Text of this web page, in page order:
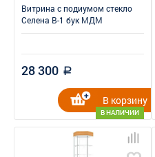
Витрина с подиумом стекло
Селена В-1 бук МДМ
28 300 a
В НАЛИЧИИ
В корзину